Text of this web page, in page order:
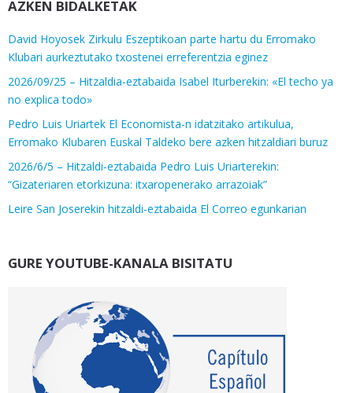
AZKEN BIDALKETAK
David Hoyosek Zirkulu Eszeptikoan parte hartu du Erromako
Klubari aurkeztutako txostenei erreferentzia eginez
2026/09/25 – Hitzaldia-eztabaida Isabel Iturberekin: «El techo ya
no explica todo»
Pedro Luis Uriartek El Economista-n idatzitako artikulua,
Erromako Klubaren Euskal Taldeko bere azken hitzaldiari buruz
2026/6/5 – Hitzaldi-eztabaida Pedro Luis Uriarterekin:
“Gizateriaren etorkizuna: itxaropenerako arrazoiak”
Leire San Joserekin hitzaldi-eztabaida El Correo egunkarian
GURE YOUTUBE-KANALA BISITATU